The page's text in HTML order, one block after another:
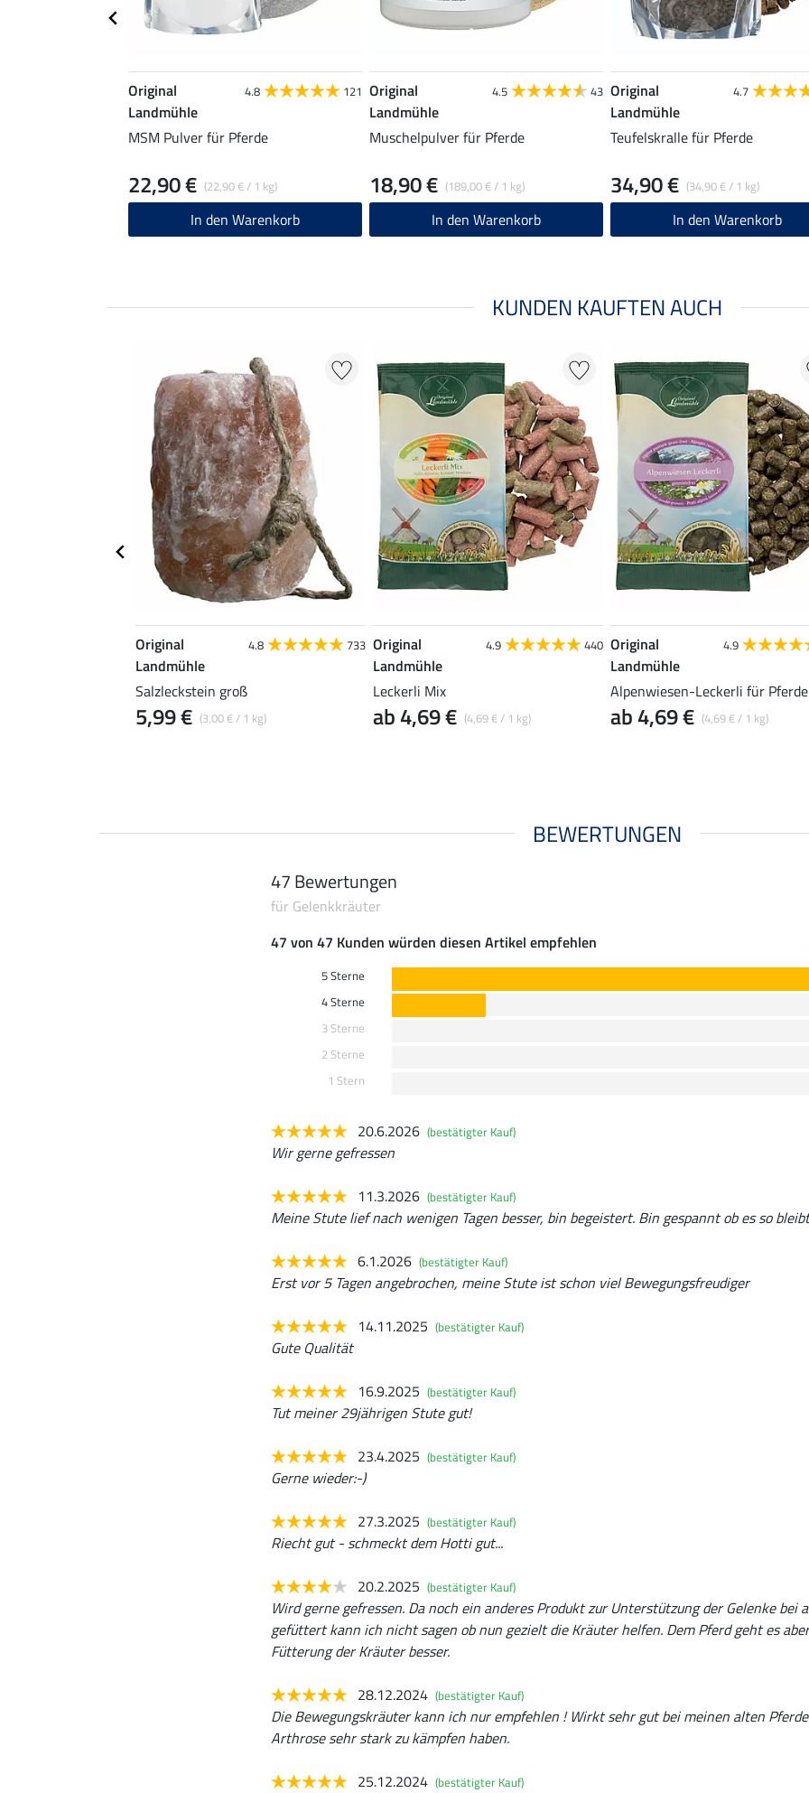
Original
Landmühle
4.8 121
MSM Pulver für Pferde
(22,90 € / 1 kg)
22,90 €
In den Warenkorb
Original
Landmühle
4.5 43
Muschelpulver für Pferde
(189,00 € / 1 kg)
18,90 €
In den Warenkorb
Original
Landmühle
4.7
Teufelskralle für Pferde
(34,90 € / 1 kg)
34,90 €
In den Warenkorb
KUNDEN KAUFTEN AUCH
Original
Landmühle
4.8 733
Salzleckstein groß
(3,00 € / 1 kg)
5,99 €
Original
Landmühle
4.9 440
Leckerli Mix
(4,69 € / 1 kg)
ab 4,69 €
Original
Landmühle
4.9
Alpenwiesen-Leckerli für Pferde
(4,69 € / 1 kg)
ab 4,69 €
BEWERTUNGEN
47 Bewertungen
für Gelenkkräuter
47 von 47 Kunden würden diesen Artikel empfehlen
5 Sterne
4 Sterne
3 Sterne
2 Sterne
1 Stern
20.6.2026 (bestätigter Kauf)
Wir gerne gefressen
11.3.2026 (bestätigter Kauf)
Meine Stute lief nach wenigen Tagen besser, bin begeistert. Bin gespannt ob es so
6.1.2026 (bestätigter Kauf)
Erst vor 5 Tagen angebrochen, meine Stute ist schon viel Bewegungsfreudiger
14.11.2025 (bestätigter Kauf)
Gute Qualität
16.9.2025 (bestätigter Kauf)
Tut meiner 29jährigen Stute gut!
23.4.2025 (bestätigter Kauf)
Gerne wieder:-)
27.3.2025 (bestätigter Kauf)
Riecht gut - schmeckt dem Hotti gut...
20.2.2025 (bestätigter Kauf)
Wird gerne gefressen. Da noch ein anderes Produkt zur Unterstützung der Gelenke bei
gefüttert kann ich nicht sagen ob nun gezielt die Kräuter helfen. Dem Pferd geht es
Fütterung der Kräuter besser.
28.12.2024 (bestätigter Kauf)
Die Bewegungskräuter kann ich nur empfehlen ! Wirkt sehr gut bei meinen alten
Arthrose sehr stark zu kämpfen haben.
25.12.2024 (bestätigter Kauf)